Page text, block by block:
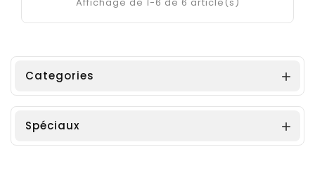
Categories 
Spéciaux 